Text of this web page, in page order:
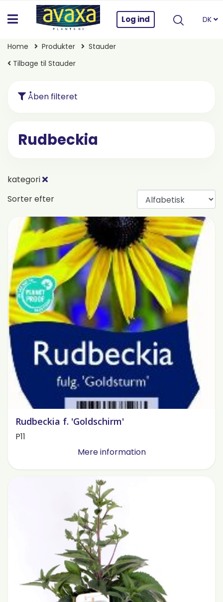
Log ind DK
Home Produkter
Stauder
Tilbage til Stauder
Åben filteret
Rudbeckia
kategori
Sorter efter
Rudbeckia f. 'Goldschirm'
P11
Mere information